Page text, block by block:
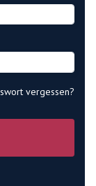
vergessen?